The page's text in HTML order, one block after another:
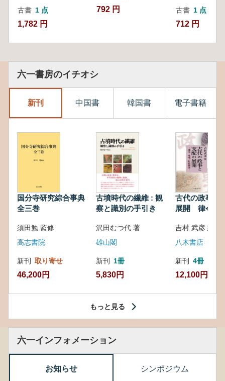
古書 1 点
1,782 円
792 円 古書 1 点
712 円
六一書房のイチオシ
新刊 中国書 韓国書 電子書籍
国分寺研究綜合事典
全三巻
須田勉 監修
高志書院
新刊 取り寄せ
46,200円
古墳時代の繊維 : 観
察と識別の手引き
沢田むつ代 著
雄山閣
新刊 1冊
5,830円
古代の政事と
展開 律令・
吉村 武彦 編集
八木書店
新刊 4冊
12,100円
もっと見る
六一インフォメーション
お知らせ シンポジウム